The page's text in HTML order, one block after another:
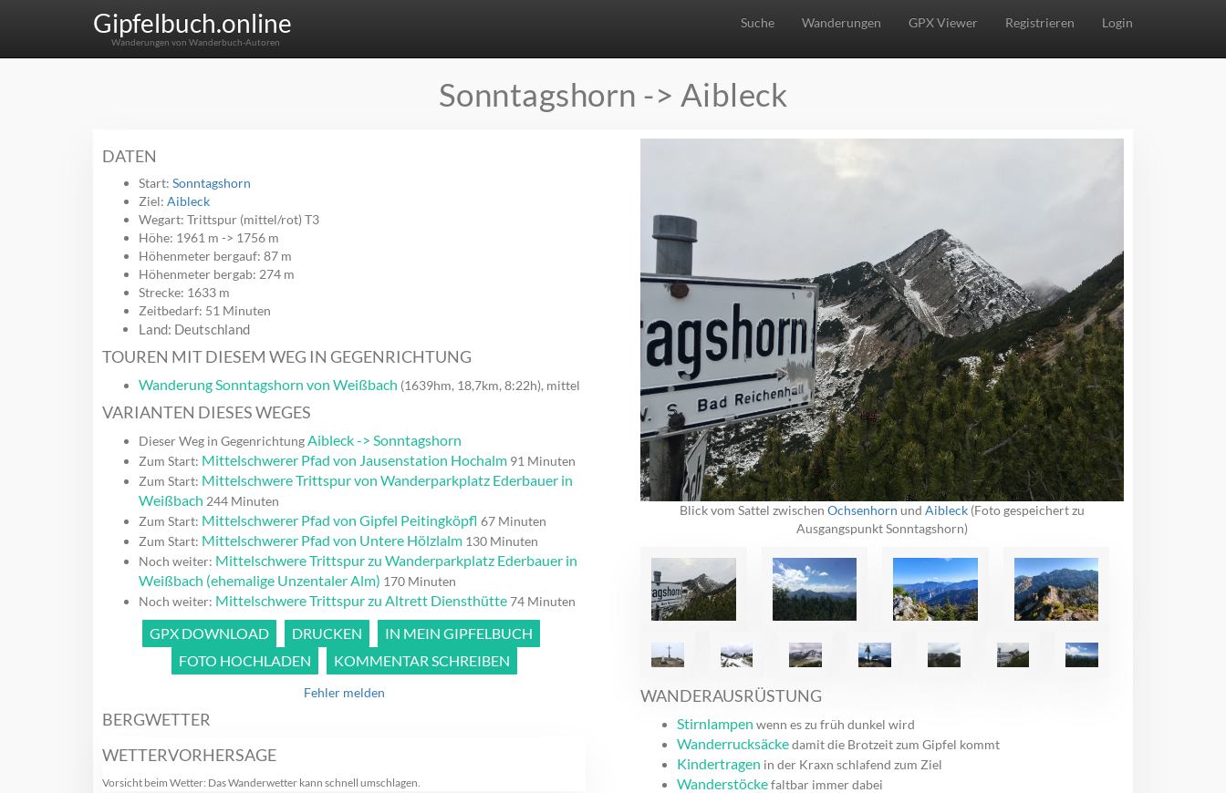
Gipfelbuch.online
Wanderungen von Wanderbuch-Autoren
Suche Wanderungen GPX Viewer Registrieren Login
Sonntagshorn -> Aibleck
DATEN
Start: Sonntagshorn
Ziel: Aibleck
Wegart: Trittspur (mittel/rot) T3
Höhe: 1961 m -> 1756 m
Höhenmeter bergauf: 87 m
Höhenmeter bergab: 274 m
Strecke: 1633 m
Zeitbedarf: 51 Minuten
Land: Deutschland
TOUREN MIT DIESEM WEG IN GEGENRICHTUNG
Wanderung Sonntagshorn von Weißbach (1639hm, 18,7km, 8:22h), mittel
VARIANTEN DIESES WEGES
Dieser Weg in GegenrichtungAibleck -> Sonntagshorn
Zum Start: Mittelschwerer Pfad von Jausenstation Hochalm 91 Minuten
Zum Start: Mittelschwere Trittspur von Wanderparkplatz Ederbauer in
Weißbach 244 Minuten
Zum Start: Mittelschwerer Pfad von Gipfel Peitingköpfl 67 Minuten
Zum Start: Mittelschwerer Pfad von Untere Hölzlalm 130 Minuten
Noch weiter: Mittelschwere Trittspur zu Wanderparkplatz Ederbauer in
Weißbach (ehemalige Unzentaler Alm) 170 Minuten
Noch weiter: Mittelschwere Trittspur zu Altrett Diensthütte74 Minuten
GPX DOWNLOAD DRUCKEN
IN MEIN GIPFELBUCH
FOTO HOCHLADEN
KOMMENTAR SCHREIBEN
Fehler melden
BERGWETTER
WETTERVORHERSAGE
Vorsicht beim Wetter: Das Wanderwetter kann schnell umschlagen.
Blick vom Sattel zwischen Ochsenhorn und Aibleck (Foto gespeichert zu
Ausgangspunkt Sonntagshorn)
WANDERAUSRÜSTUNG
Stirnlampen wenn es zu früh dunkel wird
Wanderrucksäckedamit die Brotzeit zum Gipfel kommt
Kindertragen in der Kraxn schlafend zum Ziel
Wanderstöckefaltbar immer dabei